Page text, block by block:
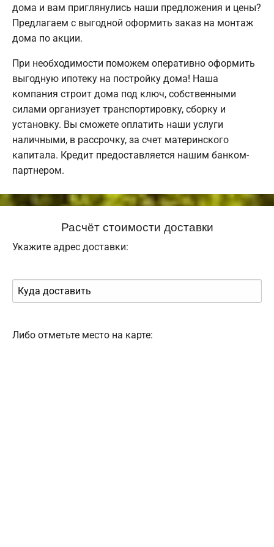
дома и вам приглянулись наши предложения и цены?
Предлагаем с выгодной оформить заказ на монтаж
дома по акции.
При необходимости поможем оперативно оформить
выгодную ипотеку на постройку дома! Наша
компания строит дома под ключ, собственными
силами организует транспортировку, сборку и
установку. Вы сможете оплатить наши услуги
наличными, в рассрочку, за счет материнского
капитала. Кредит предоставляется нашим банком-
партнером.
Расчёт стоимости доставки
Укажите адрес доставки:
Либо отметьте место на карте: